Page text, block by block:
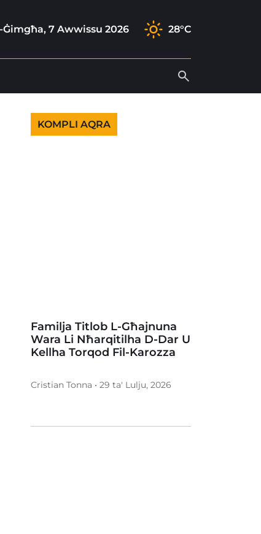
Ġimgħa, 7 Awwissu 2026 28°C
KOMPLI AQRA
Familja Titlob L-Għajnuna
Wara Li Nħarqitilha D-Dar U
Kellha Torqod Fil-Karozza
Cristian Tonna • 29 ta' Lulju, 2026